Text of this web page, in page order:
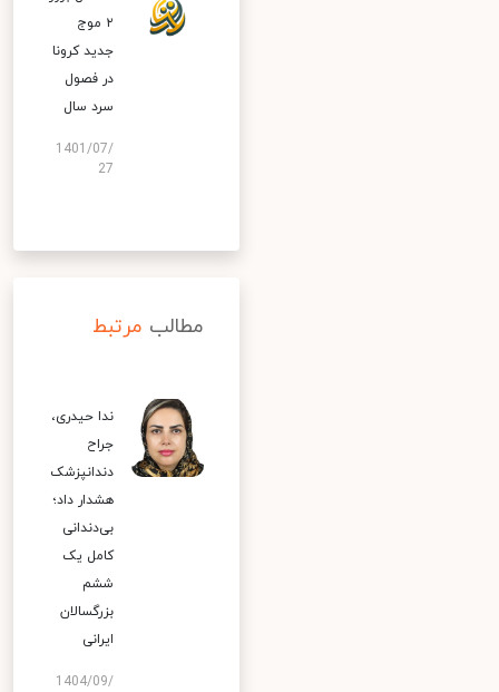
۲ موج
جدید کرونا
در فصول
سرد سال
1401/07/
27
مطالب مرتبط
ندا حیدری،
جراح
دندانپزشک
هشدار داد؛
بی‌دندانی
کامل یک
ششم
بزرگسالان
ایرانی
1404/09/